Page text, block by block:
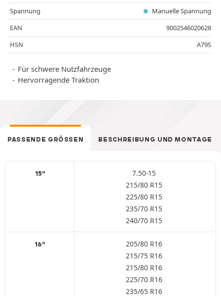
Spannung
Manuelle Spannung
EAN
9002546020628
HSN
A79S
Für schwere Nutzfahrzeuge
Hervorragende Traktion
PASSENDE GRÖSSEN BESCHREIBUNG UND MONTAGE
15"
7.50-15
215/80 R15
225/80 R15
235/70 R15
240/70 R15
16"
205/80 R16
215/75 R16
215/80 R16
225/70 R16
235/65 R16